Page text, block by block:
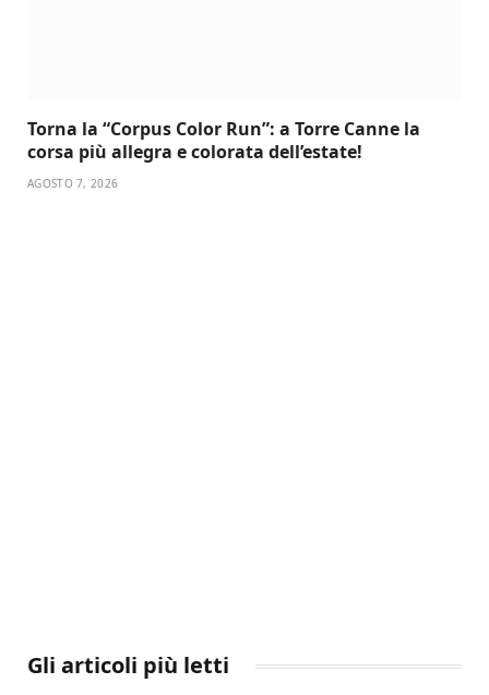
Torna la “Corpus Color Run”: a Torre Canne la
corsa più allegra e colorata dell’estate!
AGOSTO 7, 2026
Gli articoli più letti